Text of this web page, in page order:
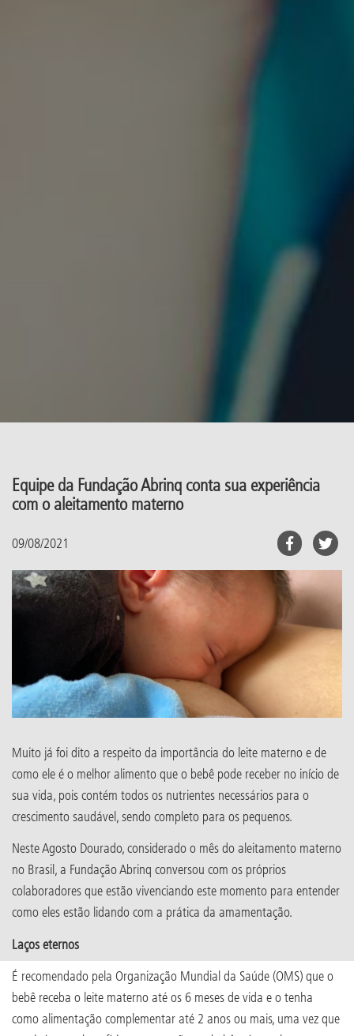
Equipe da Fundação Abrinq conta sua experiência
com o aleitamento materno
09/08/2021
Muito já foi dito a respeito da importância do leite materno e de
como ele é o melhor alimento que o bebê pode receber no início de
sua vida, pois contém todos os nutrientes necessários para o
crescimento saudável, sendo completo para os pequenos.
Neste Agosto Dourado, considerado o mês do aleitamento materno
no Brasil, a Fundação Abrinq conversou com os próprios
colaboradores que estão vivenciando este momento para entender
como eles estão lidando com a prática da amamentação.
Laços eternos
É recomendado pela Organização Mundial da Saúde (OMS) que o
bebê receba o leite materno até os 6 meses de vida e o tenha
como alimentação complementar até 2 anos ou mais, uma vez que